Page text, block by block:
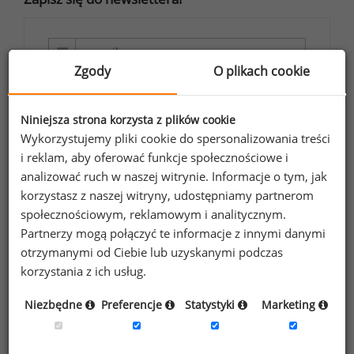
Wyrażam zgodę na przetwarzanie moich
formularzu przez Sedlak&Sedlak sp. z o.o.
sp. k. w celu otrzymywania bezpłatnego
newsletter’a portalu wynagrodzenia.pl.
Wyrażam zgodę na przesyłanie na podany
adres e-mail ofert handlowych oraz
informacji marketingowych. Oświadczam,
że zapoznałem się z treściąinformacji na
temat przetwarzania
Zapisz
Zgody O plikach cookie
Niniejsza strona korzysta z plików cookie
Wykorzystujemy pliki cookie do spersonalizowania treści
i reklam, aby oferować funkcje społecznościowe i
analizować ruch w naszej witrynie. Informacje o tym, jak
korzystasz z naszej witryny, udostępniamy partnerom
społecznościowym, reklamowym i analitycznym.
Partnerzy mogą połączyć te informacje z innymi danymi
otrzymanymi od Ciebie lub uzyskanymi podczas
korzystania z ich usług.
Niezbędne Preferencje Statystyki Marketing